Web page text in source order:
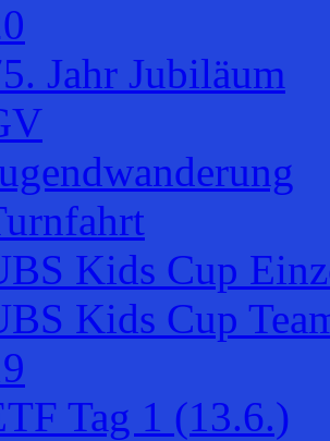
Jahr Jubiläum
Kids Cup
Kids Cup
Tag 1 (13.6.)